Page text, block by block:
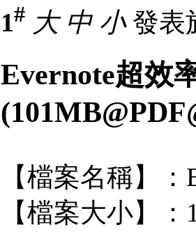
1# 大 中 小發表
Evernote超效
【檔案名稱】
【檔案大小】：